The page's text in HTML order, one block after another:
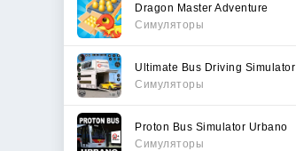
Dragon Master Adventure
Симуляторы
Ultimate Bus Driving Simulator
Симуляторы
Proton Bus Simulator Urbano
Симуляторы